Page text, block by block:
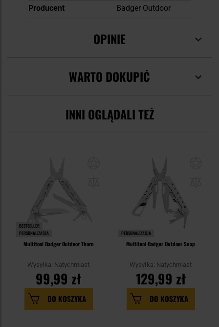
Producent
Badger Outdoor
OPINIE
WARTO DOKUPIĆ
INNI OGLĄDALI TEŻ
BESTSELLER
PERSONALIZACJA
Multitool Badger Outdoor Thorn
Wysyłka: Natychmiast
99,99 zł
DO KOSZYKA
PERSONALIZACJA
Multitool Badger Outdoor Snap
Wysyłka: Natychmiast
129,99 zł
DO KOSZYKA